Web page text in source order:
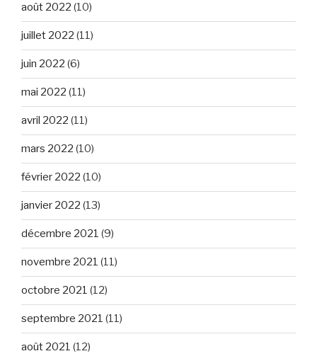
août 2022 (10)
juillet 2022 (11)
juin 2022 (6)
mai 2022 (11)
avril 2022 (11)
mars 2022 (10)
février 2022 (10)
janvier 2022 (13)
décembre 2021 (9)
novembre 2021 (11)
octobre 2021 (12)
septembre 2021 (11)
août 2021 (12)